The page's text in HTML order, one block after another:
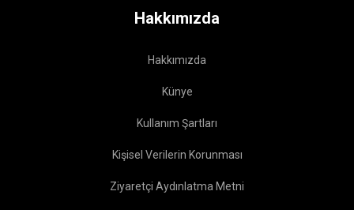
Hakkımızda
Hakkımızda
Künye
Kullanım Şartları
Kişisel Verilerin Korunması
Ziyaretçi Aydınlatma Metni